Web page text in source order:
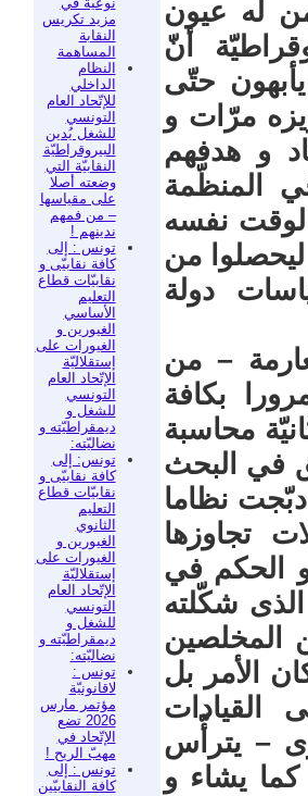
مزيد تكريس
النقابة
المساهمة
النظام
الداخلي
للإتّحاد العام
التونسي
للشغل يُدين
البيروقراطيّة
النقابيّة التي
وضعته أصلا
على مقياسها
– من فمهم
ندينهم !
تونس : إلى
كافة نقابيّى و
نقابيّات قطاع
التعليم
الأساسي
الغيورين و
الغيورات على
إستقلاليّة
الإتّحاد العام
التونسي
للشغل و
ديمقراطيّته و
نضاليّته:
تونس: إلى
كافة نقابيّى و
نقابيّات قطاع
التعليم
الثانوي
الغيورين و
الغيورات على
إستقلاليّة
الإتّحاد العام
التونسي
للشغل و
ديمقراطيّته و
نضاليّته:
تونس :
لاقانونيّة
مؤتمر مارس
2026 تضع
الإتّحاد في
مهبّ الريح !
تونس : إلى
كافة النقابيّين
له عيون
أنّ
حتّى
مرّات و
و هدفهم
المنظّمة
نفسه
من
دولة
– من
بكافة
محاسبة
في البحث
نظاما
تجاوزها
الحكم في
شكّلته
المخلصين
الأمر بل
– يترأّس
كما يشاء و